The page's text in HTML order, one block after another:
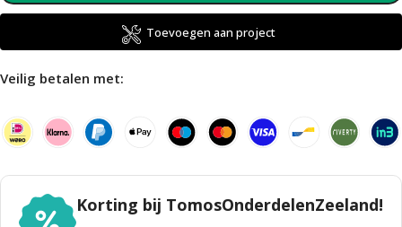
Toevoegen aan project
Veilig betalen met:
Korting bij TomosOnderdelenZeeland!